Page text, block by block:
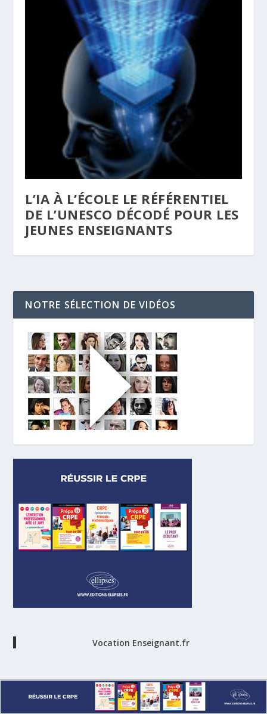
L’IA À L’ÉCOLE LE RÉFÉRENTIEL
DE L’UNESCO DÉCODÉ POUR LES
JEUNES ENSEIGNANTS
NOTRE SÉLECTION DE VIDÉOS
Vocation Enseignant.fr
ARTICLES LES PLUS LUS